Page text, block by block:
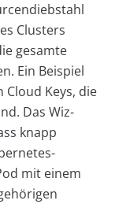
Clusters
gesamte
Ein Beispiel
Keys, die
Das Wiz-
knapp
mit einem